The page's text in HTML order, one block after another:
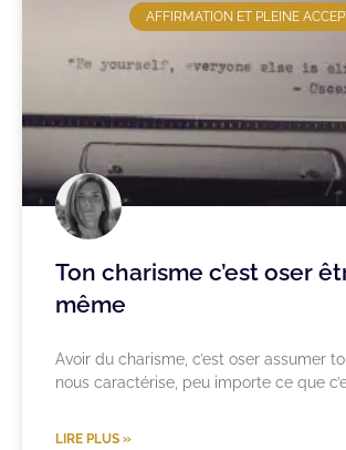
AFFIRMATION ET PLEINE
Ton charisme c’est oser
même
Avoir du charisme, c’est oser assumer
nous caractérise, peu importe ce que
LIRE PLUS »